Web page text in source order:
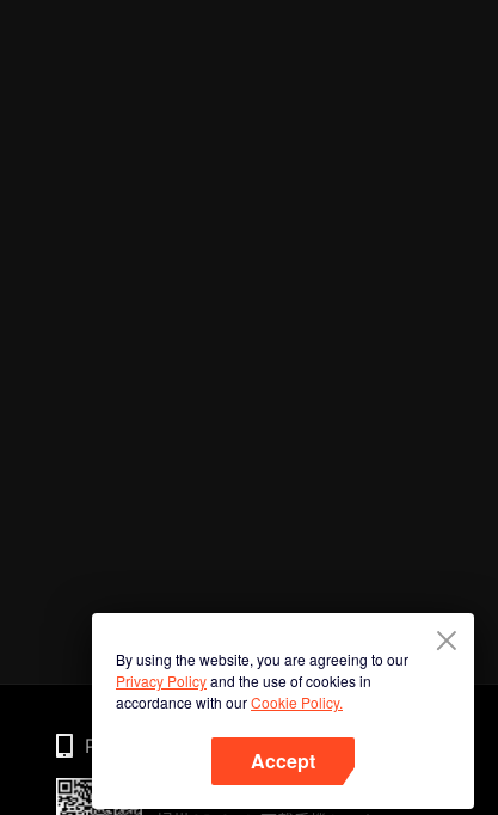
By using the website, you are agreeing to our
Privacy Policyand the use of cookies in
accordance with ourCookie Policy.
Accept
Phone